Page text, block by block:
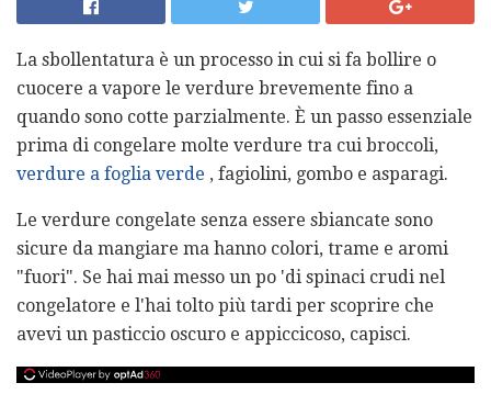
La sbollentatura è un processo in cui si fa bollire o
cuocere a vapore le verdure brevemente fino a
quando sono cotte parzialmente. È un passo essenziale
prima di congelare molte verdure tra cui broccoli,
verdure a foglia verde , fagiolini, gombo e asparagi.
Le verdure congelate senza essere sbiancate sono
sicure da mangiare ma hanno colori, trame e aromi
"fuori". Se hai mai messo un po 'di spinaci crudi nel
congelatore e l'hai tolto più tardi per scoprire che
avevi un pasticcio oscuro e appiccicoso, capisci.